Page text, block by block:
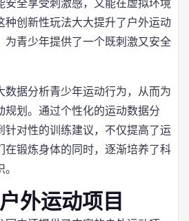
安全享受刺激感，又能在虚拟环境
种创新性玩法大大提升了户外运动
为青少年提供了一个既刺激又安全
数据分析青少年运动行为，从而为
规划。通过个性化的运动数据分
针对性的训练建议，不仅提高了运
在锻炼身体的同时，逐渐培养了科
外运动项目